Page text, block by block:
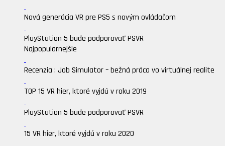
Nová generácia VR pre PS5 s novým ovládačom
PlayStation 5 bude podporovať PSVR
Najpopularnejšie
Recenzia : Job Simulator – bežná práca vo virtuálnej realite
TOP 15 VR hier, ktoré vyjdú v roku 2019
PlayStation 5 bude podporovať PSVR
15 VR hier, ktoré vyjdú v roku 2020